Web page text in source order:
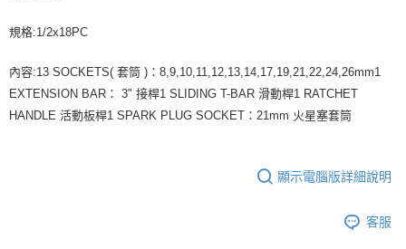
付款後7-11取貨
規格:1/2x18PC
內容:13 SOCKETS( 套筒 )：8,9,10,11,12,13,14,17,19,21,22,24,26mm1
EXTENSION BAR： 3" 接桿1 SLIDING T-BAR 滑動桿1 RATCHET
HANDLE 活動板桿1 SPARK PLUG SOCKET：21mm 火星塞套筒
顯示電腦版詳細說明
客服